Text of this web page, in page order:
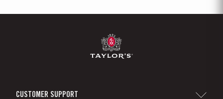
CUSTOMER SUPPORT